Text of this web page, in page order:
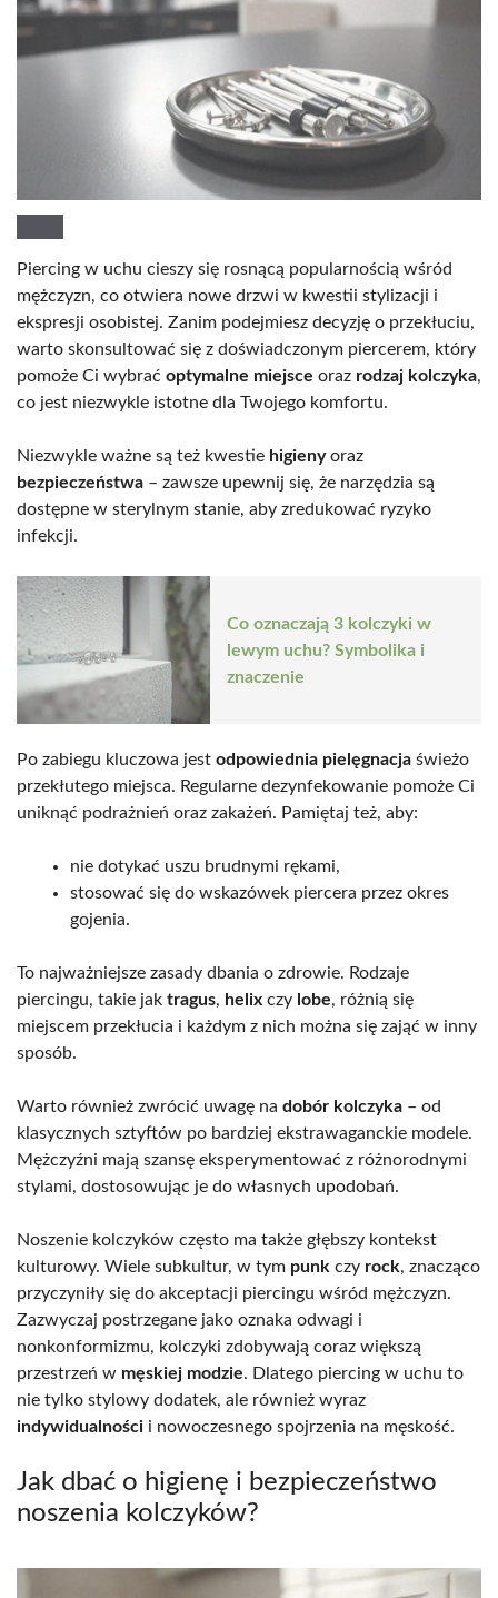
Piercing w uchu cieszy się rosnącą popularnością wśród
mężczyzn, co otwiera nowe drzwi w kwestii stylizacji i
ekspresji osobistej. Zanim podejmiesz decyzję o przekłuciu,
warto skonsultować się z doświadczonym piercerem, który
pomoże Ci wybrać optymalne miejsce oraz rodzaj kolczyka,
co jest niezwykle istotne dla Twojego komfortu.
Niezwykle ważne są też kwestie higienyoraz
bezpieczeństwa – zawsze upewnij się, że narzędzia są
dostępne w sterylnym stanie, aby zredukować ryzyko
infekcji.
Co oznaczają 3 kolczyki w
lewym uchu? Symbolika i
znaczenie
Po zabiegu kluczowa jest odpowiednia pielęgnacja świeżo
przekłutego miejsca. Regularne dezynfekowanie pomoże Ci
uniknąć podrażnień oraz zakażeń. Pamiętaj też, aby:
nie dotykać uszu brudnymi rękami,
stosować się do wskazówek piercera przez okres
gojenia.
To najważniejsze zasady dbania o zdrowie. Rodzaje
piercingu, takie jak tragus, helix czy lobe, różnią się
miejscem przekłucia i każdym z nich można się zająć w inny
sposób.
Warto również zwrócić uwagę na dobór kolczyka – od
klasycznych sztyftów po bardziej ekstrawaganckie modele.
Mężczyźni mają szansę eksperymentować z różnorodnymi
stylami, dostosowując je do własnych upodobań.
Noszenie kolczyków często ma także głębszy kontekst
kulturowy. Wiele subkultur, w tym punk czy rock, znacząco
przyczyniły się do akceptacji piercingu wśród mężczyzn.
Zazwyczaj postrzegane jako oznaka odwagi i
nonkonformizmu, kolczyki zdobywają coraz większą
przestrzeń w męskiej modzie. Dlatego piercing w uchu to
nie tylko stylowy dodatek, ale również wyraz
indywidualności i nowoczesnego spojrzenia na męskość.
Jak dbać o higienę i bezpieczeństwo
noszenia kolczyków?